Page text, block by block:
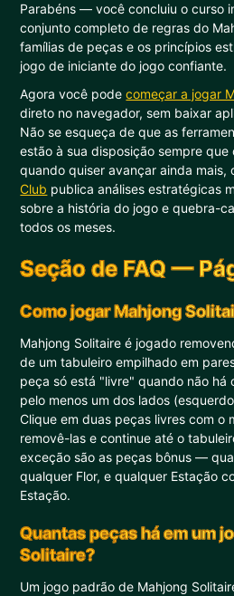
Parabéns — você concluiu o curso
conjunto completo de regras do
famílias de peças e os princípios
jogo de iniciante do jogo confiante.
Agora você podecomeçar a jogar
direto no navegador, sem baixar
Não se esqueça de que as
estão à sua disposição sempre
quando quiser avançar ainda mais,
Club publica análises estratégicas
sobre a história do jogo e quebra-
todos os meses.
Seção de FAQ —
Como jogar Mahjong
Mahjong Solitaire é jogado
de um tabuleiro empilhado em
peça só está "livre" quando não há
pelo menos um dos lados
Clique em duas peças livres com o
removê-las e continue até o
exceção são as peças bônus —
qualquer Flor, e qualquer Estação
Estação.
Quantas peças há em um
Solitaire?
Um jogo padrão de Mahjong